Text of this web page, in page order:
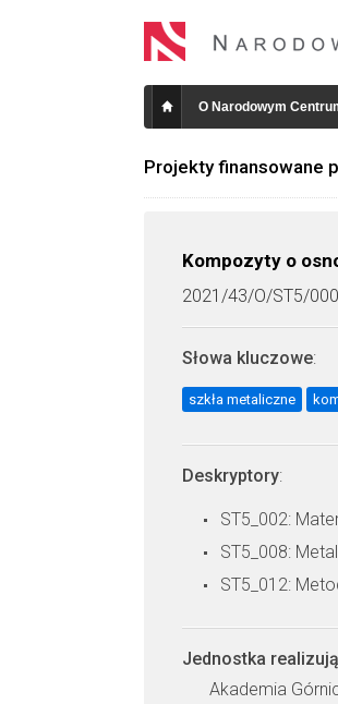
O Narodowym
Projekty finansowane
Kompozyty o
2021/43/O/ST5/
Słowa kluczowe:
szkła metaliczne
Deskryptory:
ST5_002:
ST5_008:
ST5_012:
Jednostka
Akademia